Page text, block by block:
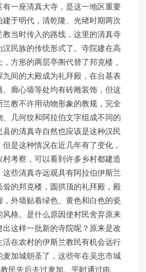
一座清真大寺，是这一地区重要
于明代，清乾隆、光绪时期两次
当时传入的路线，这里的清真寺
民族的传统形式了。寺院建在高
方形的两层亭阁代替了邦克楼，
间的大殿成为礼拜殿，在台基表
廊心墙等处均有砖雕装饰，但这
教不许用动物形象的教规，完全
几何纹和阿拉伯文字组成不同的
的清真寺自然也应该是这种汉民
是这种情况在近几年有了变化，
考察，可以看到许多乡村都建造
些清真寺远观具有阿拉伯伊斯兰
的邦克楼，圆拱顶的礼拜殿，殿
外墙贴着绿色、黄色和白色的瓷
格。是什么原因使村民舍弃原来
这样一批新的寺院呢？原来是改
在农村的伊斯兰教民有机会远行
加城朝圣了，这些年在吴忠市城
民先后去过麦加。平时通过电